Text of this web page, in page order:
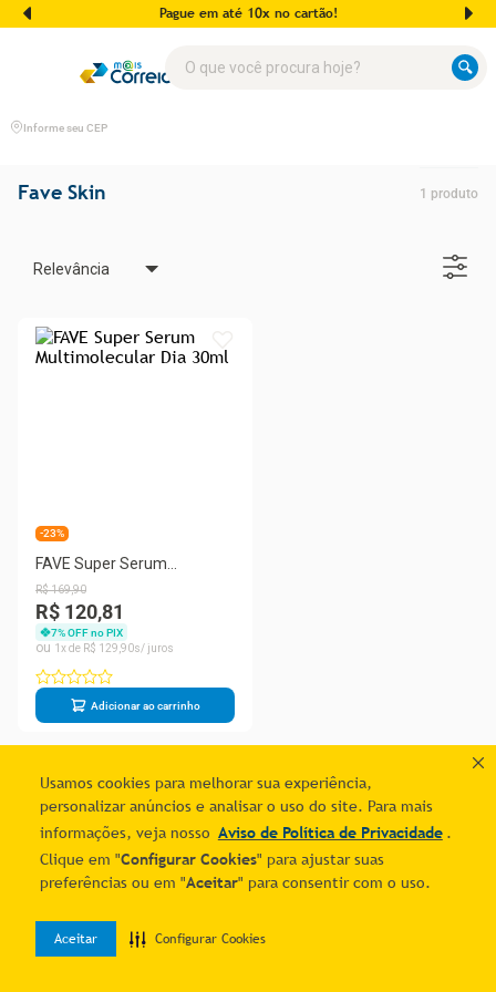
Usamos cookies para melhorar sua experiência,
personalizar anúncios e analisar o uso do site. Para mais
informações, veja nosso Aviso de Política de Privacidade .
Clique em "Configurar Cookies" para ajustar suas
preferências ou em "Aceitar" para consentir com o uso.
Aceitar Configurar Cookies
Pague em até 10x no cartão!
Informe seu CEP
Fave Skin 1 produto
Relevância
-23%
FAVE Super Serum
Multimolecular Dia 30ml
R$169,90
R$ 120,81
7% OFF no PIX
1
R$ 129 90
Adicionar ao carrinho